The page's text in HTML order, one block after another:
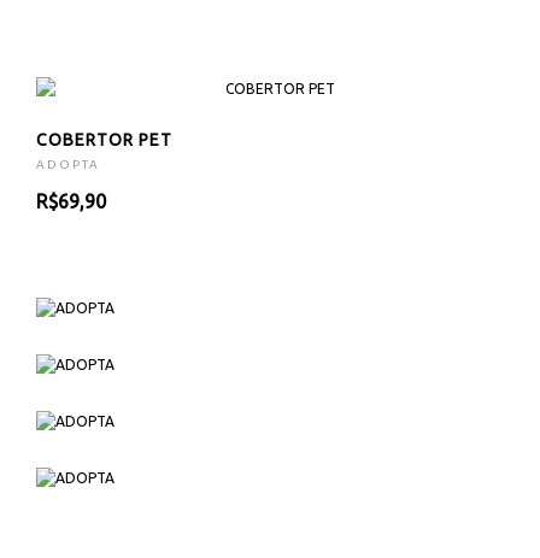
COBERTOR PET
ADOPTA
R$69,90